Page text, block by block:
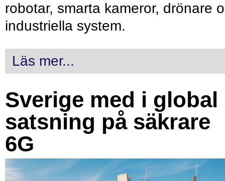
robotar, smarta kameror, drönare
industriella system.
Läs mer...
Sverige med i global
satsning på säkrare
6G